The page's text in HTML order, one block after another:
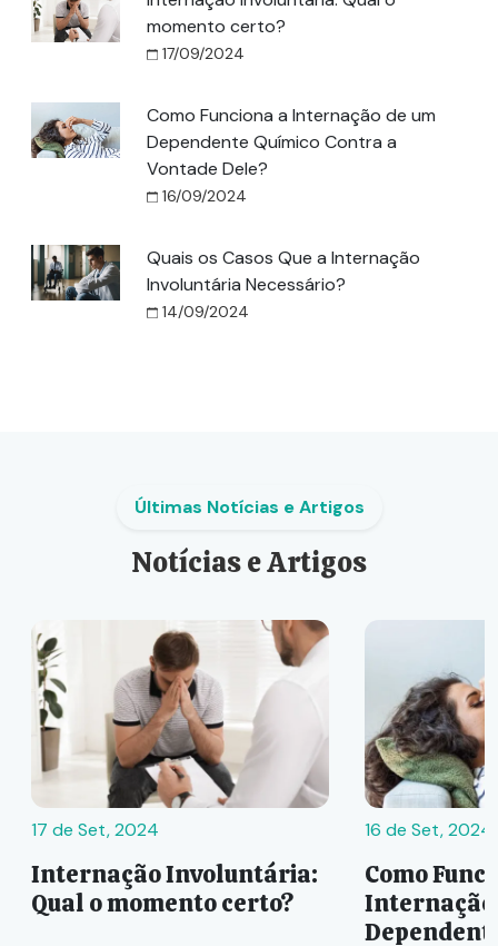
momento certo?
17/09/2024
Como Funciona a Internação de um
Dependente Químico Contra a
Vontade Dele?
16/09/2024
Quais os Casos Que a Internação
Involuntária Necessário?
14/09/2024
Últimas Notícias e Artigos
Notícias e Artigos
17 de Set, 2024
Internação Involuntária:
Qual o momento certo?
16 de Set, 2024
Como
Internação